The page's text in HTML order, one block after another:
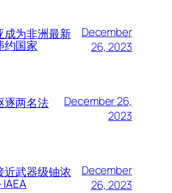
成为非洲最新
约国家
December
26, 2023
逐两名法
December 26,
2023
近武器级铀浓
December
26, 2023